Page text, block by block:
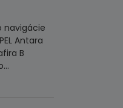
navigácie
Antara
B